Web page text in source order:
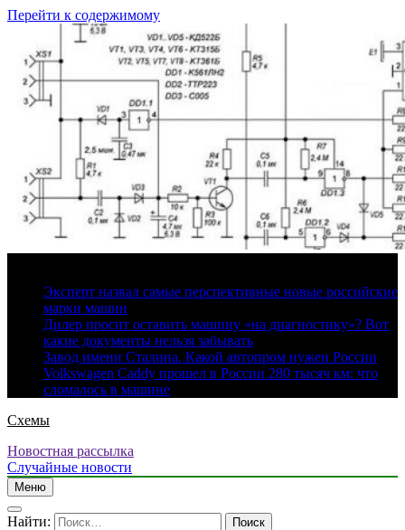
Перейти к содержимому
Эксперт назвал самые перспективные новые российские
марки машин
Дилер просит оставить машину «на диагностику»? Вот
какие документы нельзя забывать
Завод имени Сталина. Какой автопром нужен России
Volkswagen Caddy прошел в России 280 тысяч км: что
сломалось в машине
Схемы
Новостная рассылка
Случайные новости
Меню
Найти: